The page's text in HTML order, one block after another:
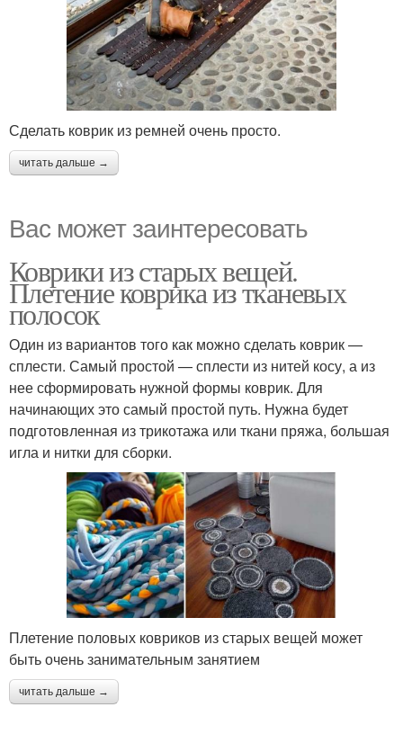
Сделать коврик из ремней очень просто.
читать дальше →
Вас может заинтересовать
Коврики из старых вещей.
Плетение коврика из тканевых
полосок
Один из вариантов того как можно сделать коврик —
сплести. Самый простой — сплести из нитей косу, а из
нее сформировать нужной формы коврик. Для
начинающих это самый простой путь. Нужна будет
подготовленная из трикотажа или ткани пряжа, большая
игла и нитки для сборки.
Плетение половых ковриков из старых вещей может
быть очень занимательным занятием
читать дальше →